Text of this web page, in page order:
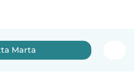
Marta